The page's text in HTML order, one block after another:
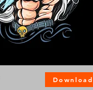
Download